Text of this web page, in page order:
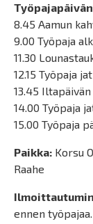
8.45 Aamun
9.00 Työpaja
11.30
12.15 Työpaja
13.45
14.00 Työpaja
15.00 Työpaja
Paikka: Korsu
Raahe
ennen työpajaa.